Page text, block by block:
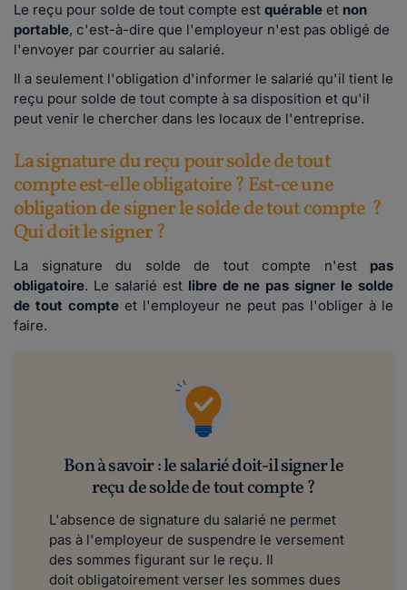
Le reçu pour solde de tout compte est quérable et non
portable, c'est-à-dire que l'employeur n'est pas obligé de
l'envoyer par courrier au salarié.
Il a seulement l'obligation d'informer le salarié qu'il tient le
reçu pour solde de tout compte à sa disposition et qu'il
peut venir le chercher dans les locaux de l'entreprise.
La signature du reçu pour solde de tout
compte est-elle obligatoire ? Est-ce une
obligation de signer le solde de tout compte ?
Qui doit le signer ?
La signature du solde de tout compte n'est pas
obligatoire. Le salarié est libre de ne pas signer le solde
de tout compte et l'employeur ne peut pas l'obliger à le
faire.
Bon à savoir : le salarié doit-il signer le
reçu de solde de tout compte ?​​​​​
L'absence de signature du salarié ne permet
pas à l'employeur de suspendre le versement
des sommes figurant sur le reçu. Il
doit obligatoirement verser les sommes dues